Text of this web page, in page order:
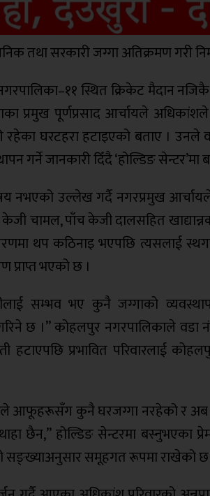
तथा सरकारी जग्गा अतिक्रमण गरी
स्थित क्रिकेट मैदान नजिकै
प्रमुख पूर्णप्रसाद आर्चायले
रहेका घरटहरा हटाइएको बताए ।
गर्ने जानकारी दिँदै ‘होल्डिङ
नभएको उल्लेख गर्दै नगरप्रमुख
चामल, पाँच केजी दालसहित
थप कठिनाइ भएपछि त्यसलाई
प्राप्त भएको छ ।
सम्भव भए कुनै जग्गाको
गरिने छ ।” कोहलपुर नगरपालिकाले
हटाएपछि प्रभावित परिवारलाई
आफूहरूसँग कुनै घरजग्गा नरहेको र अब
छैन,” होल्डिङ सेन्टरमा बस्नुभएका
सङ्ख्याअनुसार समूहगत रूपमा राखेको छ